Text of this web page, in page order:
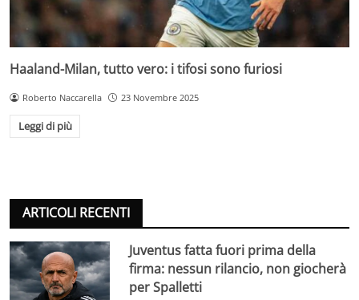
Haaland-Milan, tutto vero: i tifosi sono furiosi
Roberto Naccarella 23 Novembre 2025
Leggi di più
ARTICOLI RECENTI
Juventus fatta fuori prima della
firma: nessun rilancio, non giocherà
per Spalletti